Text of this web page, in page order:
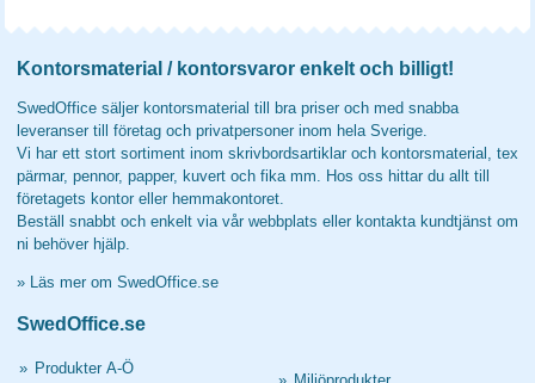
Kontorsmaterial / kontorsvaror enkelt och billigt!
SwedOffice säljer kontorsmaterial till bra priser och med snabba
leveranser till företag och privatpersoner inom hela Sverige.
Vi har ett stort sortiment inom skrivbordsartiklar och kontorsmaterial, tex
pärmar, pennor, papper, kuvert och fika mm. Hos oss hittar du allt till
företagets kontor eller hemmakontoret.
Beställ snabbt och enkelt via vår webbplats eller kontakta kundtjänst om
ni behöver hjälp.
» Läs mer om SwedOffice.se
SwedOffice.se
» Produkter A-Ö